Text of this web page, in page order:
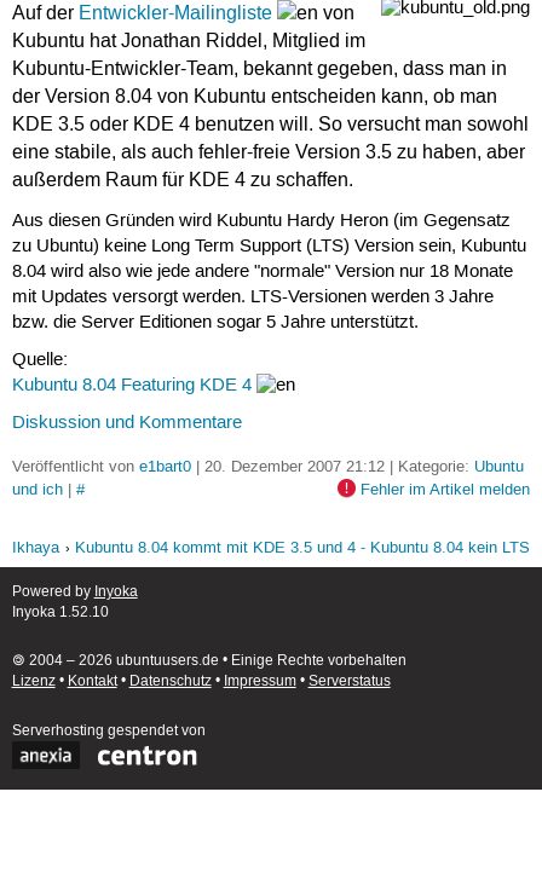
Auf der Entwickler-Mailingliste
von
Kubuntu hat Jonathan Riddel, Mitglied im
Kubuntu-Entwickler-Team, bekannt gegeben, dass man in
der Version 8.04 von Kubuntu entscheiden kann, ob man
KDE 3.5 oder KDE 4 benutzen will. So versucht man sowohl
eine stabile, als auch fehler-freie Version 3.5 zu haben, aber
außerdem Raum für KDE 4 zu schaffen.
Aus diesen Gründen wird Kubuntu Hardy Heron (im Gegensatz
zu Ubuntu) keine Long Term Support (LTS) Version sein, Kubuntu
8.04 wird also wie jede andere "normale" Version nur 18 Monate
mit Updates versorgt werden. LTS-Versionen werden 3 Jahre
bzw. die Server Editionen sogar 5 Jahre unterstützt.
Quelle:
Kubuntu 8.04 Featuring KDE 4
Diskussion und Kommentare
Veröffentlicht von e1bart0| 20. Dezember 2007 21:12 | Kategorie: Ubuntu
und ich| # Fehler im Artikel melden
Ikhaya Kubuntu 8.04 kommt mit KDE 3.5 und 4 - Kubuntu 8.04 kein LTS
Powered by Inyoka
Inyoka 1.52.10
🄯 2004 – 2026 ubuntuusers.de • Einige Rechte vorbehalten
Lizenz• Kontakt• Datenschutz• Impressum• Serverstatus
Serverhosting gespendet von